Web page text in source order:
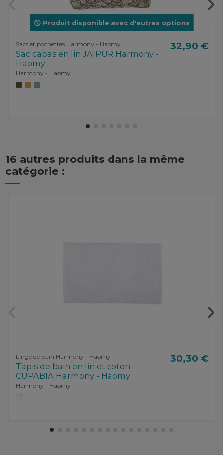
Produit disponible avec d'autres options
Sacs et pochettes Harmony - Haomy
Sac cabas en lin JAIPUR Harmony -
Haomy
Harmony - Haomy
32,90 €
16 autres produits dans la même
catégorie :
Linge de bain Harmony - Haomy
Tapis de bain en lin et coton
CUPABIA Harmony - Haomy
Harmony - Haomy
30,30 €